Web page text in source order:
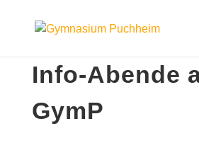
Info-Abende
GymP